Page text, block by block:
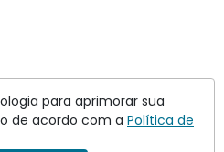
para aprimorar sua
de acordo com a Política de